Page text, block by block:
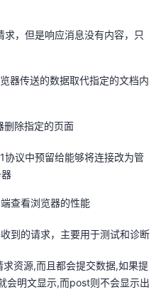
，但是响应消息没有内容，只
器传送的数据取代指定的文档内
删除指定的页面
协议中预留给能够将连接改为管
查看浏览器的性能
到的请求，主要用于测试和诊断
资源,而且都会提交数据,如果提
会明文显示,而post则不会显示出